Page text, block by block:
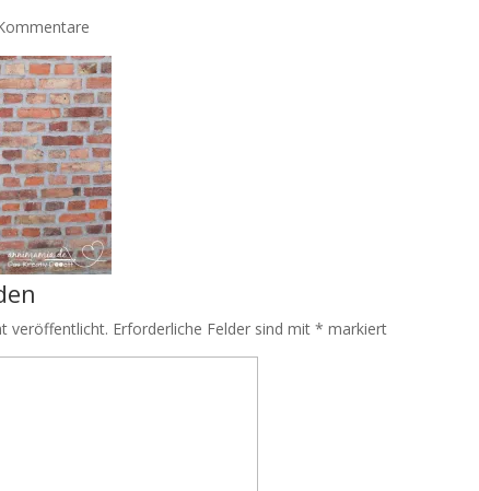
veröffentlicht. Erforderliche Felder sind mit* markiert